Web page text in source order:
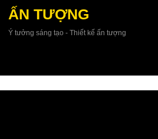
ẤN TƯỢNG
Ý tưởng sáng tạo - Thiết kế ấn tượng